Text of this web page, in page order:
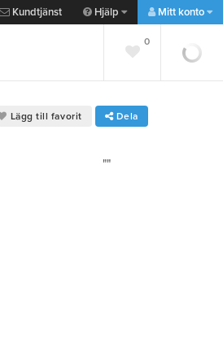
Kundtjänst Hjälp Mitt konto
0
0
Lägg till favorit Dela
""